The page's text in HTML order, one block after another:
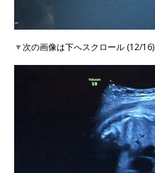
▼次の画像は下へスクロール (12/16)